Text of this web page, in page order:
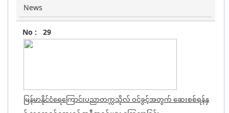
News
29
မြန်မာနိုင်ငံရေကြောင်းပညာတက္ကသိုလ် ဝင်ခွင့်အတွက် ဆေးစစ်ရန်နှ